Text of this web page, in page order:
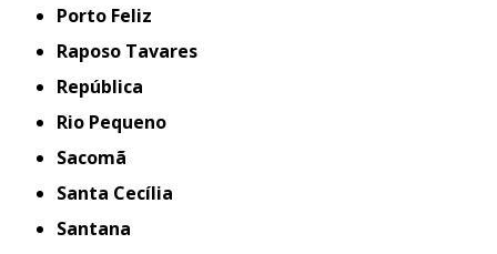
Porto Feliz
Raposo Tavares
República
Rio Pequeno
Sacomã
Santa Cecília
Santana